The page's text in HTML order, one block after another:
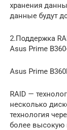
хранения
данные будут
2.Поддержка
Asus Prime
Asus Prime
RAID —
несколько
технология
более высокую